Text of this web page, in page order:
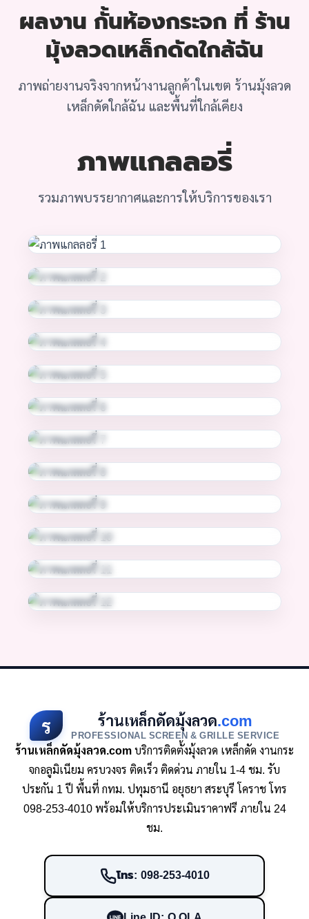
ผลงาน กั้นห้องกระจก ที่ ร้าน
มุ้งลวดเหล็กดัดใกล้ฉัน
ภาพถ่ายงานจริงจากหน้างานลูกค้าในเขต ร้านมุ้งลวด
เหล็กดัดใกล้ฉัน และพื้นที่ใกล้เคียง
ภาพแกลลอรี่
รวมภาพบรรยากาศและการให้บริการของเรา
ร ร้านเหล็กดัดมุ้งลวด.com
PROFESSIONAL SCREEN & GRILLE SERVICE
ร้านเหล็กดัดมุ้งลวด.comบริการติดตั้งมุ้งลวด เหล็กดัด งานกระ
จกอลูมิเนียม ครบวงจร ติดเร็ว ติดด่วน ภายใน 1-4 ชม. รับ
ประกัน 1 ปี พื้นที่ กทม. ปทุมธานี อยุธยา สระบุรี โคราช โทร
098-253-4010 พร้อมให้บริการประเมินราคาฟรี ภายใน 24
ชม.
โทร: 098-253-4010